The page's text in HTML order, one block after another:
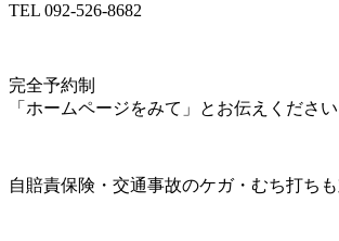
TEL 092-526-8682
完全予約制
「ホームページをみて」とお伝えください
自賠責保険・交通事故のケガ・むち打ち